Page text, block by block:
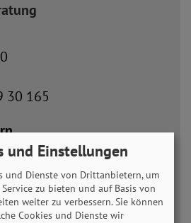
30 165
und Einstellungen
und Dienste von Drittanbietern, um
zu bieten und auf Basis von
weiter zu verbessern. Sie können
Cookies und Dienste wir